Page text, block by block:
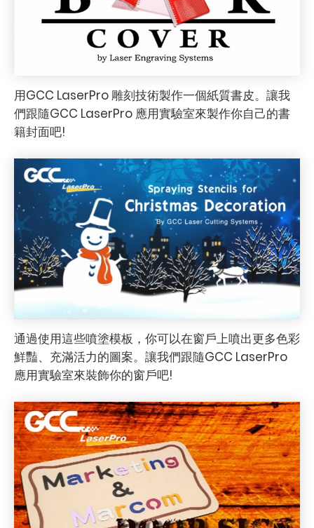
用GCC LaserPro 雕刻技術製作一個紙質書皮。讓我
們跟隨GCC LaserPro 應用實驗室來製作你自己的書
籍封面吧!
通過使用這些噴塗模板，你可以在窗戶上噴出更多色彩
鮮豔、充滿活力的圖案。讓我們跟隨GCC LaserPro
應用實驗室來裝飾你的窗戶吧!